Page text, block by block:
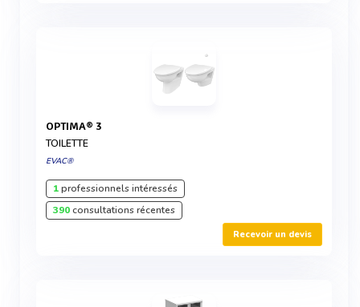
OPTIMA® 3
TOILETTE
EVAC®
1professionnels intéressés
390consultations récentes
Recevoir un devis